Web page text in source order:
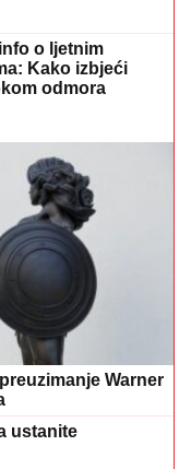
o ljetnim
Kako izbjeći
odmora
Warner
ustanite